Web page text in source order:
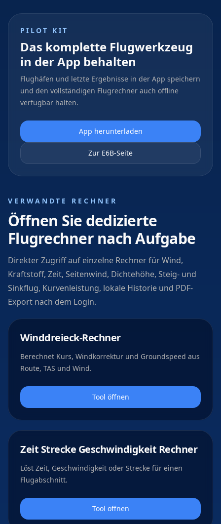
PILOT KIT
Das komplette Flugwerkzeug
in der App behalten
Flughäfen und letzte Ergebnisse in der App speichern
und den vollständigen Flugrechner auch offline
verfügbar halten.
App herunterladen
Zur E6B-Seite
VERWANDTE RECHNER
Öffnen Sie dedizierte
Flugrechner nach Aufgabe
Direkter Zugriff auf einzelne Rechner für Wind,
Kraftstoff, Zeit, Seitenwind, Dichtehöhe, Steig- und
Sinkflug, Kurvenleistung, lokale Historie und PDF-
Export nach dem Login.
Winddreieck-Rechner
Berechnet Kurs, Windkorrektur und Groundspeed aus
Route, TAS und Wind.
Tool öffnen
Zeit Strecke Geschwindigkeit Rechner
Löst Zeit, Geschwindigkeit oder Strecke für einen
Flugabschnitt.
Tool öffnen